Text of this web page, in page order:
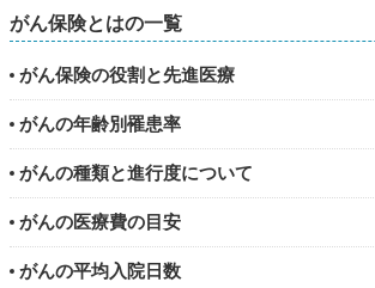
がん保険とはの一覧
がん保険の役割と先進医療
がんの年齢別罹患率
がんの種類と進行度について
がんの医療費の目安
がんの平均入院日数